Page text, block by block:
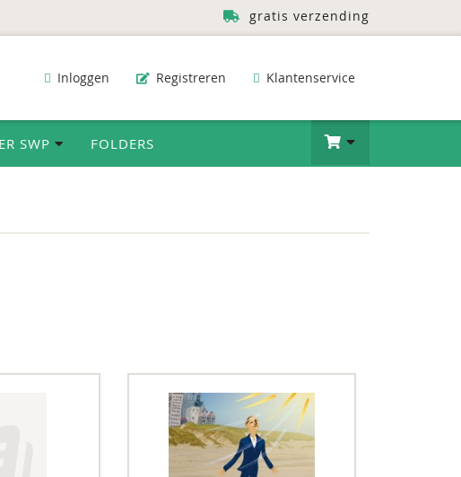
gratis verzending
Inloggen Registreren Klantenservice
SWP FOLDERS